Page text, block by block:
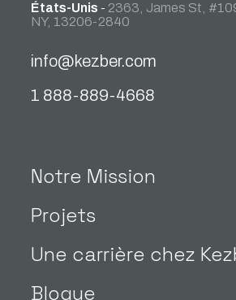
États-Unis - 2363, James St,
NY, 13206-2840
info@kezber.com
1 888-889-4668
Notre Mission
Projets
Une carrière chez
Blogue